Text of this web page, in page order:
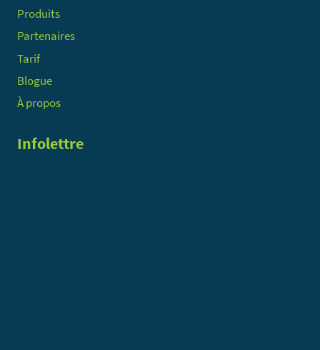
Produits
Partenaires
Tarif
Blogue
À propos
Infolettre